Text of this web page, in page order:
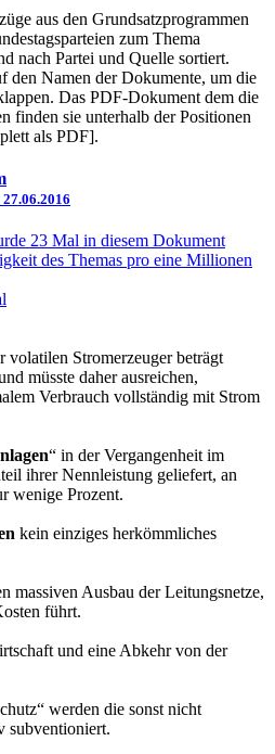
aus den Grundsatz­program­men
zum Thema
nach Partei und Quelle sortiert.
den Namen der Dokumente, um die
Das PDF-Dokument dem die
finden sie unterhalb der Positionen
als PDF].
23 Mal in diesem Dokument
des Themas pro eine Millionen
volatilen Stromerzeuger beträgt
müsste daher ausreichen,
Verbrauch vollständig mit Strom
“ in der Vergangenheit im
ihrer Nennleistung geliefert, an
wenige Prozent.
kein einziges herkömmliches
massiven Ausbau der Leitungsnetze,
führt.
und eine Abkehr von der
werden die sonst nicht
subventioniert.